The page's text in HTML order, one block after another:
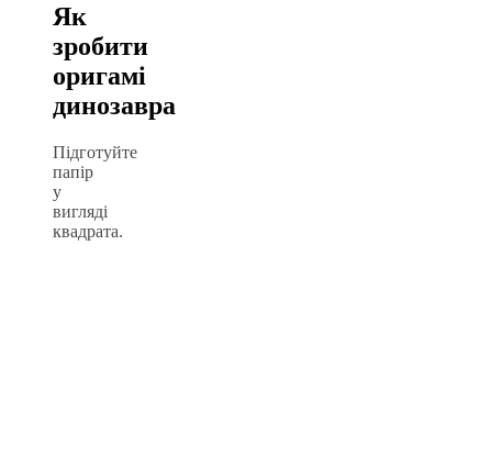
Як
зробити
оригамі
динозавра
Підготуйте
папір
у
вигляді
квадрата.